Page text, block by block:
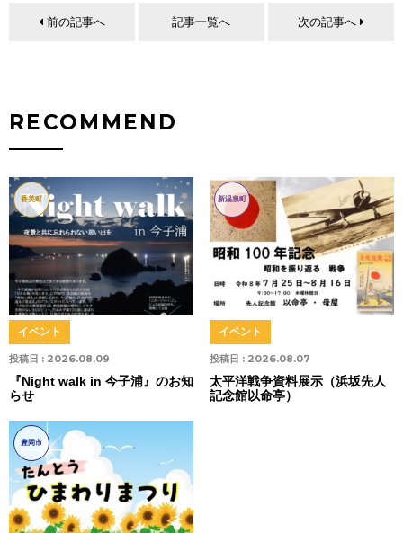
前の記事へ 記事一覧へ 次の記事へ
RECOMMEND
香美町
投稿日 : 2026.08.09
イベント
『Night walk in 今子浦』のお知
らせ
新温泉町
投稿日 : 2026.08.07
イベント
太平洋戦争資料展示（浜坂先人
記念館以命亭）
豊岡市